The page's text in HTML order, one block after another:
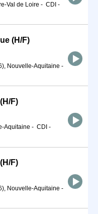
Val de Loire - CDI -
(H/F)
Nouvelle-Aquitaine -
F)
Aquitaine - CDI -
F)
Nouvelle-Aquitaine -